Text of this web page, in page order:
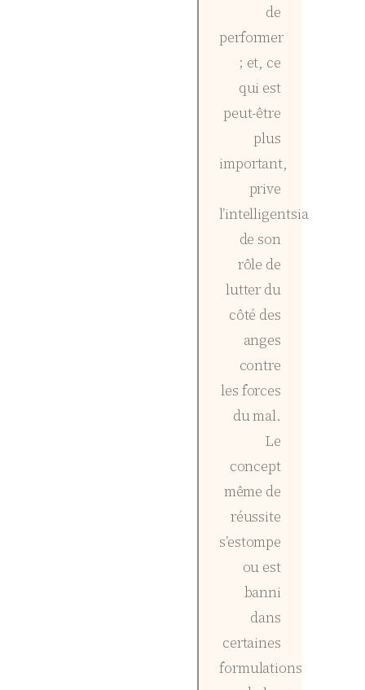
de
performer
; et, ce
qui est
peut-être
plus
important,
prive
l’intelligentsia
de son
rôle de
lutter du
côté des
anges
contre
les forces
du mal.
Le
concept
même de
réussite
s’estompe
ou est
banni
dans
certaines
formulations